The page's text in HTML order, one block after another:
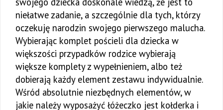
niełatwe zadanie, a szczególnie dla tych, którzy
oczekuję narodzin swojego pierwszego malucha.
Wybierając komplet pościeli dla dziecka w
większości przypadków rodzice wybierają
większe komplety z wypełnieniem, albo też
dobierają każdy element zestawu indywidualnie.
Wśród absolutnie niezbędnych elementów, w
jakie należy wyposażyć łóżeczko jest kołderka i